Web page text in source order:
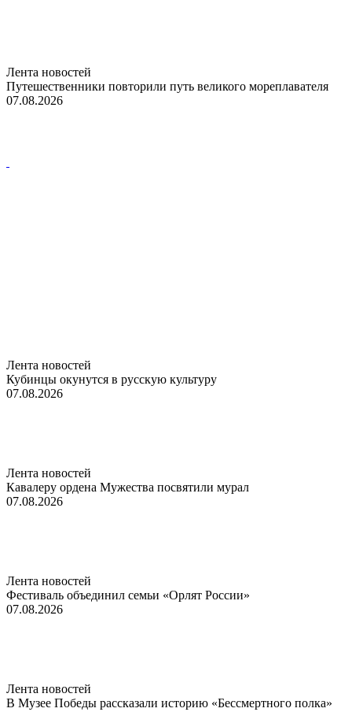
Лента новостей
Путешественники повторили путь великого мореплавателя
07.08.2026
Лента новостей
Кубинцы окунутся в русскую культуру
07.08.2026
Лента новостей
Кавалеру ордена Мужества посвятили мурал
07.08.2026
Лента новостей
Фестиваль объединил семьи «Орлят России»
07.08.2026
Лента новостей
В Музее Победы рассказали историю «Бессмертного полка»